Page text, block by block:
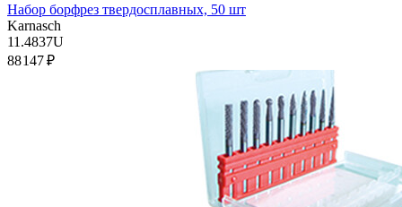
Набор борфрез твердосплавных, 50 шт
Karnasch
11.4837U
88 147 ₽